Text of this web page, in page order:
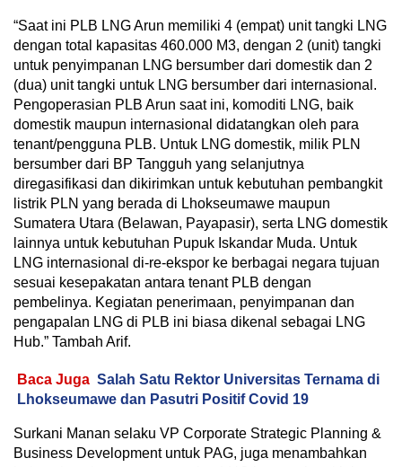
“Saat ini PLB LNG Arun memiliki 4 (empat) unit tangki LNG
dengan total kapasitas 460.000 M3, dengan 2 (unit) tangki
untuk penyimpanan LNG bersumber dari domestik dan 2
(dua) unit tangki untuk LNG bersumber dari internasional.
Pengoperasian PLB Arun saat ini, komoditi LNG, baik
domestik maupun internasional didatangkan oleh para
tenant/pengguna PLB. Untuk LNG domestik, milik PLN
bersumber dari BP Tangguh yang selanjutnya
diregasifikasi dan dikirimkan untuk kebutuhan pembangkit
listrik PLN yang berada di Lhokseumawe maupun
Sumatera Utara (Belawan, Payapasir), serta LNG domestik
lainnya untuk kebutuhan Pupuk Iskandar Muda. Untuk
LNG internasional di-re-ekspor ke berbagai negara tujuan
sesuai kesepakatan antara tenant PLB dengan
pembelinya. Kegiatan penerimaan, penyimpanan dan
pengapalan LNG di PLB ini biasa dikenal sebagai LNG
Hub.” Tambah Arif.
Baca Juga Salah Satu Rektor Universitas Ternama di
Lhokseumawe dan Pasutri Positif Covid 19
Surkani Manan selaku VP Corporate Strategic Planning &
Business Development untuk PAG, juga menambahkan